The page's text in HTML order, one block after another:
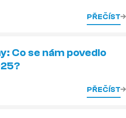
PŘEČÍST
Co se nám povedlo
PŘEČÍST